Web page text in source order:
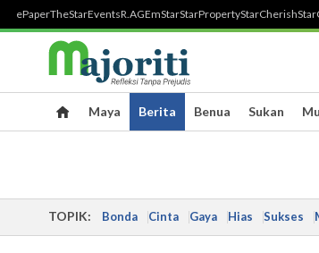
ePaperTheStarEventsR.AGEmStarStarPropertyStarCherish
Maya Berita Benua Sukan
TOPIK: Bonda Cinta Gaya Hias Sukses